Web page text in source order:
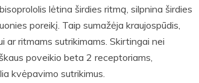
lėtina širdies ritmą, silpnina širdies
poreikį. Taip sumažėja kraujospūdis,
ar ritmams sutrikimams. Skirtingai nei
poveikio beta 2 receptoriams,
kvėpavimo sutrikimus.